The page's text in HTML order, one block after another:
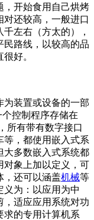
，开始食用自己烘烤
对还较高，一般进口
左右（方太的），
民路线，以较高的品
好。
为装置或设备的一部
控制程序存储在
所有带有数字接口
等，都使用嵌入式系
大多数嵌入式系统都
对象上加以定义，可
，还可以涵盖机械等
义为：以应用为中
，适应应用系统对功
求的专用计算机系